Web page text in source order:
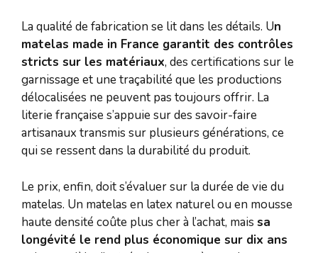
La qualité de fabrication se lit dans les détails. Un
matelas made in France garantit des contrôles
stricts sur les matériaux, des certifications sur le
garnissage et une traçabilité que les productions
délocalisées ne peuvent pas toujours offrir. La
literie française s’appuie sur des savoir-faire
artisanaux transmis sur plusieurs générations, ce
qui se ressent dans la durabilité du produit.
Le prix, enfin, doit s’évaluer sur la durée de vie du
matelas. Un matelas en latex naturel ou en mousse
haute densité coûte plus cher à l’achat, mais sa
longévité le rend plus économique sur dix ans